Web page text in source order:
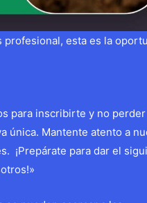
esta es la
para inscribirte y no
única. Mantente atento a
¡Prepárate para dar el